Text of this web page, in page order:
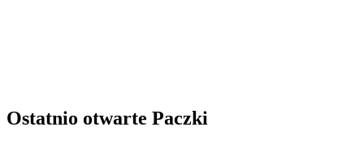
Ostatnio otwarte Paczki